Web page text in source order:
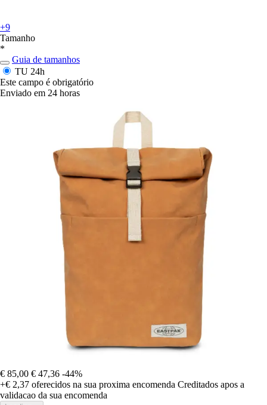
+9
Tamanho
*
Guia de tamanhos
TU 24h
Este campo é obrigatório
Enviado em 24 horas
€ 85,00 € 47,36 -44%
+€ 2,37 oferecidos na sua proxima encomenda Creditados apos a
validacao da sua encomenda